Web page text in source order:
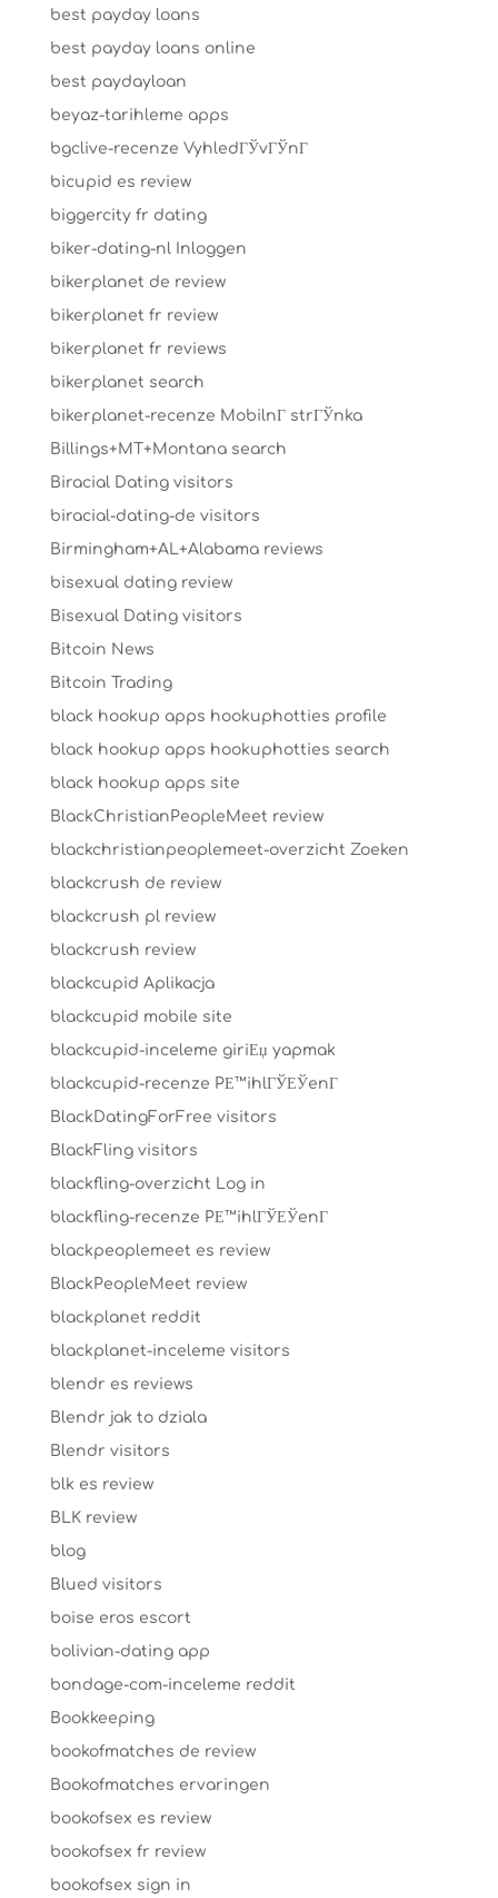
best payday loans
best payday loans online
best paydayloan
beyaz-tarihleme apps
bgclive-recenze VyhledГЎvГЎnГ­
bicupid es review
biggercity fr dating
biker-dating-nl Inloggen
bikerplanet de review
bikerplanet fr review
bikerplanet fr reviews
bikerplanet search
bikerplanet-recenze MobilnГ­ strГЎnka
Billings+MT+Montana search
Biracial Dating visitors
biracial-dating-de visitors
Birmingham+AL+Alabama reviews
bisexual dating review
Bisexual Dating visitors
Bitcoin News
Bitcoin Trading
black hookup apps hookuphotties profile
black hookup apps hookuphotties search
black hookup apps site
BlackChristianPeopleMeet review
blackchristianpeoplemeet-overzicht Zoeken
blackcrush de review
blackcrush pl review
blackcrush review
blackcupid Aplikacja
blackcupid mobile site
blackcupid-inceleme giriЕџ yapmak
blackcupid-recenze PЕ™ihlГЎЕЎenГ­
BlackDatingForFree visitors
BlackFling visitors
blackfling-overzicht Log in
blackfling-recenze PЕ™ihlГЎЕЎenГ­
blackpeoplemeet es review
BlackPeopleMeet review
blackplanet reddit
blackplanet-inceleme visitors
blendr es reviews
Blendr jak to dziala
Blendr visitors
blk es review
BLK review
blog
Blued visitors
boise eros escort
bolivian-dating app
bondage-com-inceleme reddit
Bookkeeping
bookofmatches de review
Bookofmatches ervaringen
bookofsex es review
bookofsex fr review
bookofsex sign in